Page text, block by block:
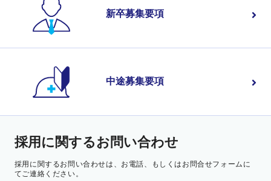
新卒募集要項
中途募集要項
採⽤に関するお問い合わせ
採⽤に関するお問い合わせは、お電話、
もしくはお問合せフォームに
てご連絡ください。